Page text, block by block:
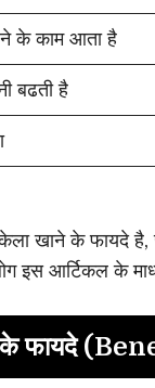
के काम आता है
बढती है
खाने के फायदे
इस आर्टिकल के
फायदे